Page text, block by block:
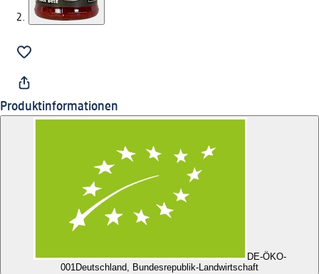
Produktinformationen
DE-ÖKO-
001Deutschland, Bundesrepublik-Landwirtschaft